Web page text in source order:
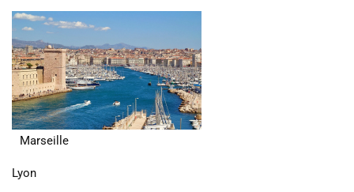
Marseille
Lyon